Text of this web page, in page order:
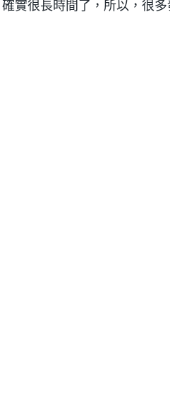
實很長時間了，所以，很